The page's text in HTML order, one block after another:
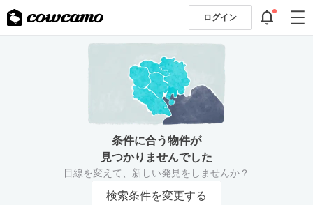
ログイン
条件に合う物件が
見つかりませんでした
目線を変えて、新しい発見をしませんか？
検索条件を変更する